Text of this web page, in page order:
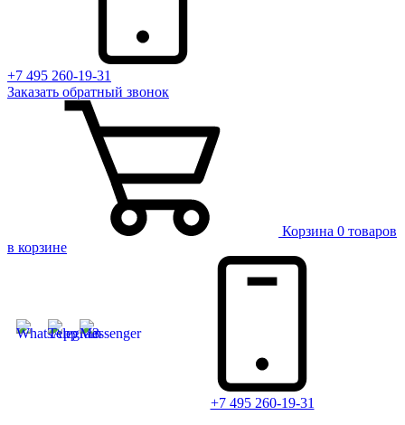
+7 495 260-19-31
Заказать обратный звонок
Корзина 0 товаров
в корзине
+7 495 260-19-31